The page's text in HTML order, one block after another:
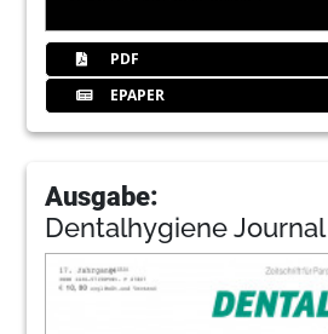
PDF
EPAPER
Ausgabe:
Dentalhygiene Journal